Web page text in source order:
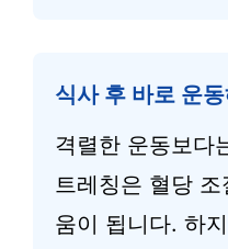
식사 후 바로 운
격렬한 운동보다
트레칭은 혈당
움이 됩니다. 하